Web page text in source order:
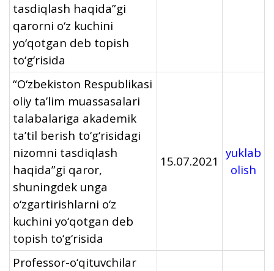
tasdiqlash haqida”gi
qarorni o‘z kuchini
yo‘qotgan deb topish
to‘g‘risida
“O‘zbekiston Respublikasi
oliy ta’lim muassasalari
talabalariga akademik
ta’til berish to‘g‘risidagi
nizomni tasdiqlash
haqida”gi qaror,
shuningdek unga
o‘zgartirishlarni o‘z
kuchini yo‘qotgan deb
topish to‘g‘risida
15.07.2021
yuklab
olish
Professor-o‘qituvchilar